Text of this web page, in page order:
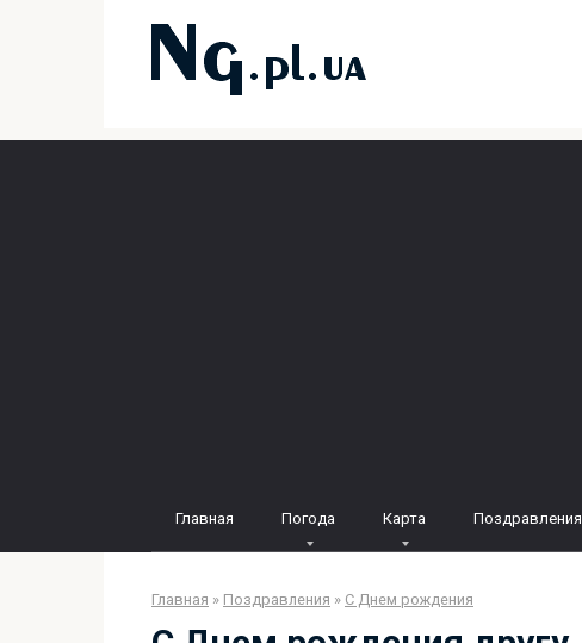
Главная Погода Карта Поздравления
Главная » Поздравления » С Днем рождения